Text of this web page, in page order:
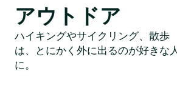
アウトドア
ハイキングやサイクリング、散歩
は、とにかく外に出るのが好きな
に。